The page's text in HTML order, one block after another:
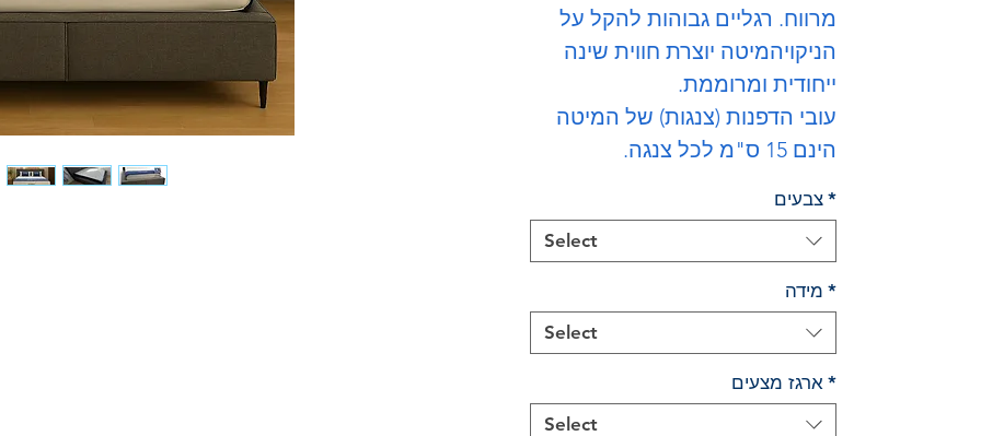
מרווח. רגליים גבוהות להקל על
הניקויהמיטה יוצרת חווית שינה
ייחודית ומרוממת.
עובי הדפנות (צנגות) של המיטה
הינם 15 ס"מ לכל צנגה.
צבעים *
Select
מידה *
Select
ארגז מצעים *
Select